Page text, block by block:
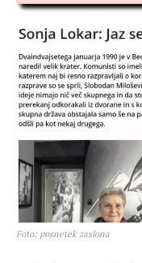
Foto: posnetek zaslona